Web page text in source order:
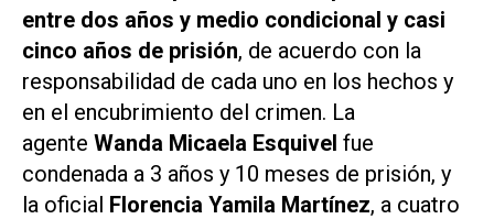
entre dos años y medio condicional y casi
cinco años de prisión, de acuerdo con la
responsabilidad de cada uno en los hechos y
en el encubrimiento del crimen. La
agente Wanda Micaela Esquivel fue
condenada a 3 años y 10 meses de prisión, y
la oficial Florencia Yamila Martínez, a cuatro